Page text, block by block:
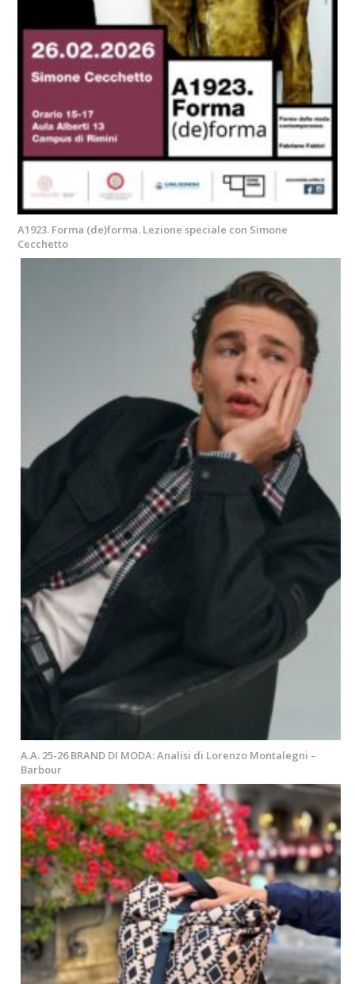
A1923. Forma (de)forma. Lezione speciale con Simone
Cecchetto
A.A. 25-26 BRAND DI MODA: Analisi di Lorenzo Montalegni –
Barbour